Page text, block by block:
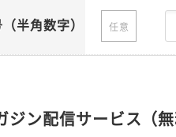
半角数字） 任意
ジン配信サービス（無